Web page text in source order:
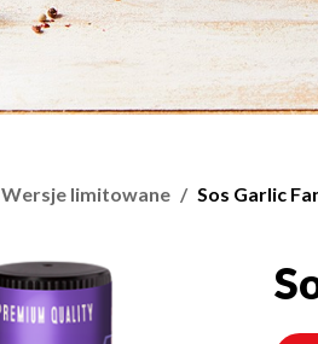
Wersje limitowane Sos Garlic